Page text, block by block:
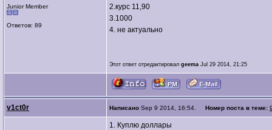
Junior Member
Ответов: 89
2.курс 11,90
3.1000
4. не актуально
Этот ответ отредактировал geema Jul 29 2014, 21:25
v1ct0r Написано Sep 9 2014, 16:54. Номер поста в теме:
1. Куплю доллары